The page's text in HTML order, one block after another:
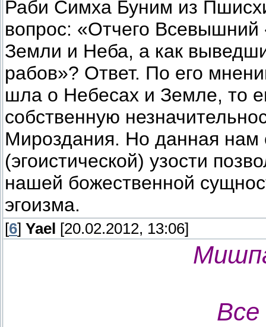
Раби Симха Буним из
вопрос: «Отчего Всевышний
Земли и Неба, а как
рабов»? Ответ. По его
шла о Небесах и Земле, то
собственную
Мироздания. Но данная нам
(эгоистической) узости
нашей божественной
эгоизма.
[6] Yael [20.02.2012, 13:06]
Все